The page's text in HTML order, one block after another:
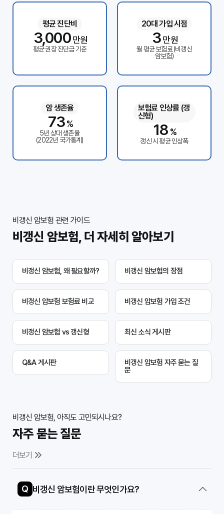
평균 진단비
3,000 만원
평균 권장 진단금 기준
20대 가입 시점
3만원
월 평균 보험료 (비갱신
암보험)
암 생존율
73%
5년 상대 생존율
(2022년 국가통계)
보험료 인상률 (갱
신형)
18 %
갱신 시 평균 인상폭
비갱신 암보험 관련 가이드
비갱신 암보험, 더 자세히 알아보기
비갱신 암보험, 왜 필요할까? 비갱신 암보험의 장점
비갱신 암보험 보험료 비교 비갱신 암보험 가입 조건
비갱신 암보험 vs 갱신형 최신 소식 게시판
Q&A 게시판
비갱신 암보험 자주 묻는 질
문
비갱신 암보험, 아직도 고민되시나요?
자주 묻는 질문
더보기
Q 비갱신 암보험이란 무엇인가요?